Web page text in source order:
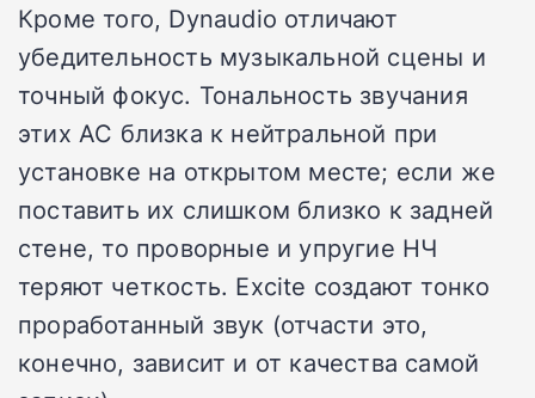
Кроме того, Dynaudio отличают
убедительность музыкальной сцены и
точный фокус. Тональность звучания
этих АС близка к нейтральной при
установке на открытом месте; если же
поставить их слишком близко к задней
стене, то проворные и упругие НЧ
теряют четкость. Excite создают тонко
проработанный звук (отчасти это,
конечно, зависит и от качества самой